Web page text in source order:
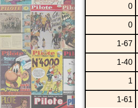
0
0
1-67
1-40
1
1-61